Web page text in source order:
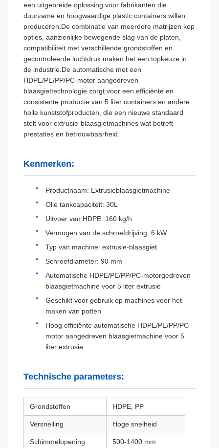
een uitgebreide oplossing voor fabrikanten die
duurzame en hoogwaardige plastic containers willen
produceren.De combinatie van meerdere matrijzen kop
opties, aanzienlijke bewegende slag van de platen,
compatibiliteit met verschillende grondstoffen en
gecontroleerde luchtdruk maken het een topkeuze in
de industrie.De automatische met een
HDPE/PE/PP/PC-motor aangedreven
blaasgiettechnologie zorgt voor een efficiënte en
consistente productie van 5 liter containers en andere
holle kunststofproducten, die een nieuwe standaard
stelt voor extrusie-blaasgietmachines wat betreft
prestaties en betrouwbaarheid.
Kenmerken:
Productnaam: Extrusieblaasgietmachine
Olie tankcapaciteit: 30L
Uitvoer van HDPE: 160 kg/h
Vermogen van de schroefdrijving: 6 kW
Typ van machine: extrusie-blaasgiet
Schroefdiameter: 90 mm
Automatische HDPE/PE/PP/PC-motorgedreven
blaasgietmachine voor 5 liter extrusie
Geschikt voor gebruik op machines voor het
maken van potten
Hoog efficiënte automatische HDPE/PE/PP/PC
motor aangedreven blaasgietmachine voor 5
liter extrusie
Technische parameters:
Grondstoffen HDPE, PP
Versnelling Hoge snelheid
Schimmelopening 500-1400 mm